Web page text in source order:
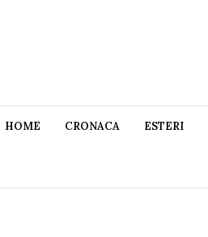
HOME CRONACA ESTERI